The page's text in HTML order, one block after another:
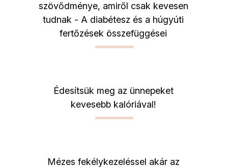
szövődménye, amiről csak kevesen
tudnak - A diabétesz és a húgyúti
fertőzések összefüggései
Édesítsük meg az ünnepeket
kevesebb kalóriával!
Mézes fekélykezeléssel akár az